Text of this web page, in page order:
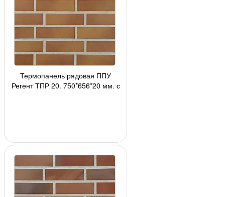
Термопанель рядовая ППУ
Регент ТПР 20, 750*656*20 мм, с